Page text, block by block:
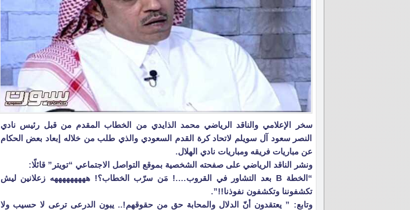
سخر الإعلامي والناقد الرياضي محمد الذايدي من الخطاب المقدم من قبل رئيس نادي
النصر سعود آل سويلم لاتحاد كرة القدم السعودي والذي طلب من خلاله إبعاد بعض الحكام
عن مباريات فريقه ومباريات نادي الهلال.
ونشر الناقد الرياضي على صفحته الشخصية بموقع التواصل الاجتماعي “تويتر” قائلًا:
“الخطة B بعد التشاور في القروب….! مَن سرّب الخطاب؟! هههههههههه زعلانين ليش
تكشفوننا وتكشفون نفوذنا!!”.
وتابع: ” يعتقدون أنّ الدلال والمحابة حق من حقوقهم!.. يبون الدرعى ترعى لا حسيب ولا